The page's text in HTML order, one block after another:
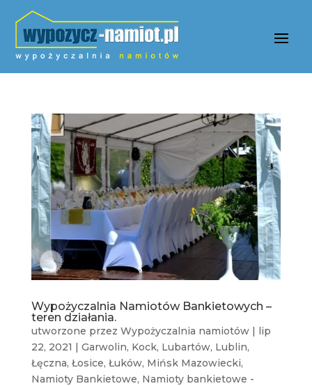
Wypożyczalnia Namiotów Bankietowych –
teren działania.
utworzone przez Wypożyczalnia namiotów| lip
22, 2021 | Garwolin, Kock, Lubartów, Lublin,
Łęczna, Łosice, Łuków, Mińsk Mazowiecki,
Namioty Bankietowe, Namioty bankietowe -